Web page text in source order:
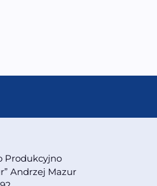
Produkcyjno
Andrzej Mazur